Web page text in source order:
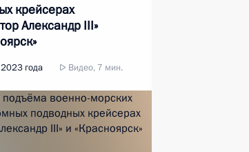
крейсерах
Александр III»
года Видео, 7 мин.